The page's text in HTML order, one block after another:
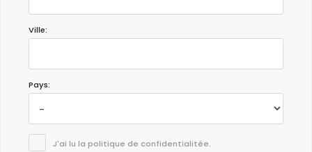
Ville:
Pays:
J'ai lu la politique de confidentialitée.